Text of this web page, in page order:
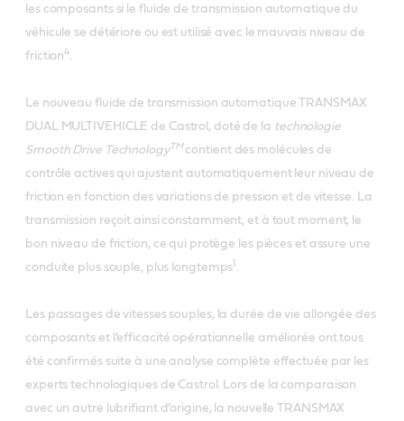
les composants si le fluide de transmission automatique du
véhicule se détériore ou est utilisé avec le mauvais niveau de
friction4.
Le nouveau fluide de transmission automatique TRANSMAX
DUAL MULTIVEHICLE de Castrol, doté de la technologie
Smooth Drive Technology TMcontient des molécules de
contrôle actives qui ajustent automatiquement leur niveau de
friction en fonction des variations de pression et de vitesse. La
transmission reçoit ainsi constamment, et à tout moment, le
bon niveau de friction, ce qui protège les pièces et assure une
conduite plus souple, plus longtemps .
Les passages de vitesses souples, la durée de vie allongée des
composants et l’efficacité opérationnelle améliorée ont tous
été confirmés suite à une analyse complète effectuée par les
experts technologiques de Castrol. Lors de la comparaison
avec un autre lubrifiant d’origine, la nouvelle TRANSMAX